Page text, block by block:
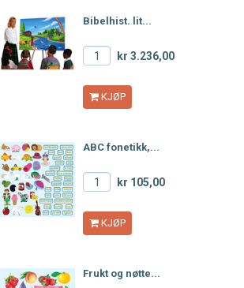
Bibelhist. lit...
kr 3.236,00
KJØP
ABC fonetikk,...
kr 105,00
KJØP
Frukt og nøtte...